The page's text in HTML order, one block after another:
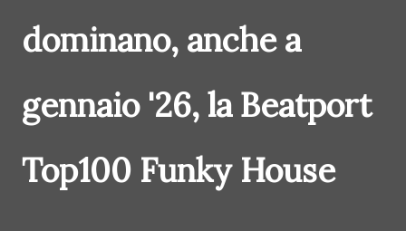
dominano, anche a
gennaio '26, la Beatport
Top100 Funky House